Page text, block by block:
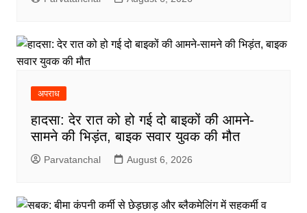
अपराध
हादसा: देर रात को हो गई दो बाइकों की आमने-
सामने की भिड़ंत, बाइक सवार युवक की मौत
Parvatanchal August 6, 2026